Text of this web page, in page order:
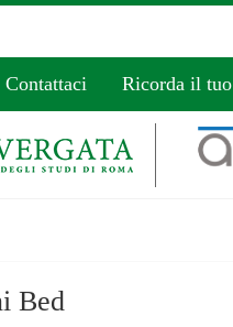
Contattaci Ricorda il
Bed